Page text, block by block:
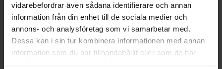
vidarebefordrar även sådana identifierare och annan
information från din enhet till de sociala medier och
annons- och analysföretag som vi samarbetar med.
Dessa kan i sin tur kombinera informationen med annan
information som du har tillhandahållit eller som de har